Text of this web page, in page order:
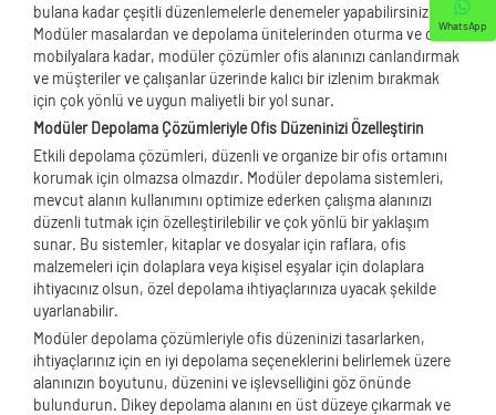
bulana kadar çeşitli düzenlemelerle denemeler yapabilirsiniz.
Modüler masalardan ve depolama ünitelerinden oturma ve ortak
mobilyalara kadar, modüler çözümler ofis alanınızı canlandırmak
ve müşteriler ve çalışanlar üzerinde kalıcı bir izlenim bırakmak
için çok yönlü ve uygun maliyetli bir yol sunar.
Modüler Depolama Çözümleriyle Ofis Düzeninizi Özelleştirin
Etkili depolama çözümleri, düzenli ve organize bir ofis ortamını
korumak için olmazsa olmazdır. Modüler depolama sistemleri,
mevcut alanın kullanımını optimize ederken çalışma alanınızı
düzenli tutmak için özelleştirilebilir ve çok yönlü bir yaklaşım
sunar. Bu sistemler, kitaplar ve dosyalar için raflara, ofis
malzemeleri için dolaplara veya kişisel eşyalar için dolaplara
ihtiyacınız olsun, özel depolama ihtiyaçlarınıza uyacak şekilde
uyarlanabilir.
Modüler depolama çözümleriyle ofis düzeninizi tasarlarken,
ihtiyaçlarınız için en iyi depolama seçeneklerini belirlemek üzere
alanınızın boyutunu, düzenini ve işlevselliğini göz önünde
bulundurun. Dikey depolama alanını en üst düzeye çıkarmak ve
WhatsApp